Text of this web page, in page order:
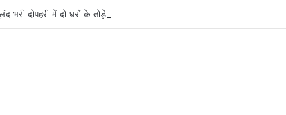
भरी दोपहरी में दो घरों के तोड़े ताले लाखों की नगदी ले भागे ।